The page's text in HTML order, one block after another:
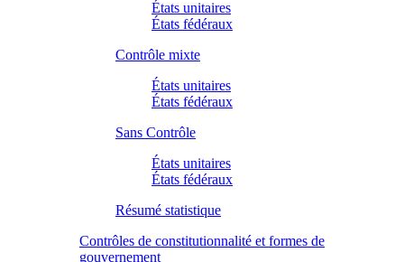
États unitaires
États fédéraux
Contrôle mixte
États unitaires
États fédéraux
Sans Contrôle
États unitaires
États fédéraux
Résumé statistique
Contrôles de constitutionnalité et formes de
gouvernement